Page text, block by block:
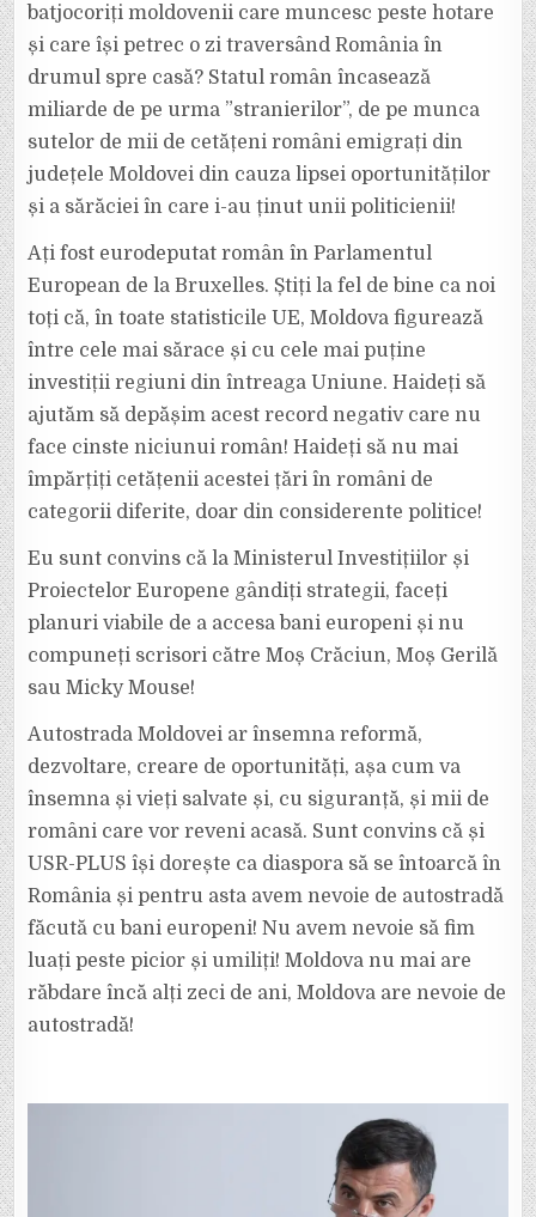
batjocoriți moldovenii care muncesc peste hotare
și care își petrec o zi traversând România în
drumul spre casă? Statul român încasează
miliarde de pe urma ”stranierilor”, de pe munca
sutelor de mii de cetățeni români emigrați din
județele Moldovei din cauza lipsei oportunităților
și a sărăciei în care i-au ținut unii politicienii!
Ați fost eurodeputat român în Parlamentul
European de la Bruxelles. Știți la fel de bine ca noi
toți că, în toate statisticile UE, Moldova figurează
între cele mai sărace și cu cele mai puține
investiții regiuni din întreaga Uniune. Haideți să
ajutăm să depășim acest record negativ care nu
face cinste niciunui român! Haideți să nu mai
împărțiți cetățenii acestei țări în români de
categorii diferite, doar din considerente politice!
Eu sunt convins că la Ministerul Investițiilor și
Proiectelor Europene gândiți strategii, faceți
planuri viabile de a accesa bani europeni și nu
compuneți scrisori către Moș Crăciun, Moș Gerilă
sau Micky Mouse!
Autostrada Moldovei ar însemna reformă,
dezvoltare, creare de oportunități, așa cum va
însemna și vieți salvate și, cu siguranță, și mii de
români care vor reveni acasă. Sunt convins că și
USR-PLUS își dorește ca diaspora să se întoarcă în
România și pentru asta avem nevoie de autostradă
făcută cu bani europeni! Nu avem nevoie să fim
luați peste picior și umiliți! Moldova nu mai are
răbdare încă alți zeci de ani, Moldova are nevoie de
autostradă!